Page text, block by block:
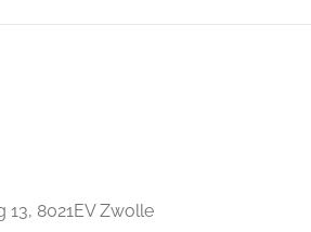
8021EV Zwolle